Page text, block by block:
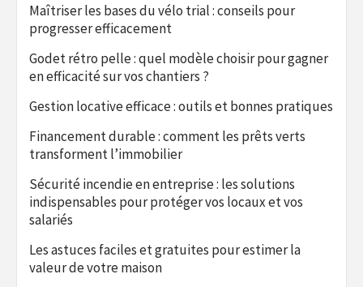
Maîtriser les bases du vélo trial : conseils pour
progresser efficacement
Godet rétro pelle : quel modèle choisir pour gagner
en efficacité sur vos chantiers ?
Gestion locative efficace : outils et bonnes pratiques
Financement durable : comment les prêts verts
transforment l’immobilier
Sécurité incendie en entreprise : les solutions
indispensables pour protéger vos locaux et vos
salariés
Les astuces faciles et gratuites pour estimer la
valeur de votre maison